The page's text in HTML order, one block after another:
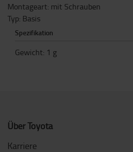
Montageart: mit Schrauben
Typ: Basis
Spezifikation
Gewicht: 1 g
Über Toyota
Karriere